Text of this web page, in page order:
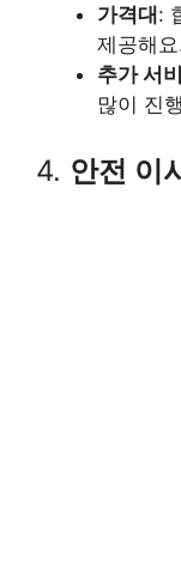
가격대:
제공해
추가 서
많이 진
4. 안전 이